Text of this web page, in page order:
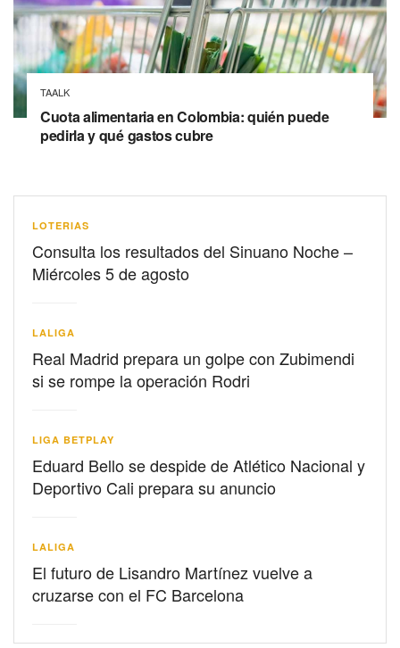
TAALK
Cuota alimentaria en Colombia: quién puede
pedirla y qué gastos cubre
LOTERIAS
Consulta los resultados del Sinuano Noche –
Miércoles 5 de agosto
LALIGA
Real Madrid prepara un golpe con Zubimendi
si se rompe la operación Rodri
LIGA BETPLAY
Eduard Bello se despide de Atlético Nacional y
Deportivo Cali prepara su anuncio
LALIGA
El futuro de Lisandro Martínez vuelve a
cruzarse con el FC Barcelona